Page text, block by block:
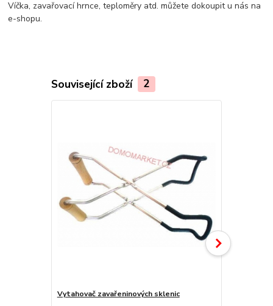
Víčka, zavařovací hrnce, teploměry atd. můžete dokoupit u nás na
e-shopu.
Související zboží 2
Vytahovač zavařeninových sklenic